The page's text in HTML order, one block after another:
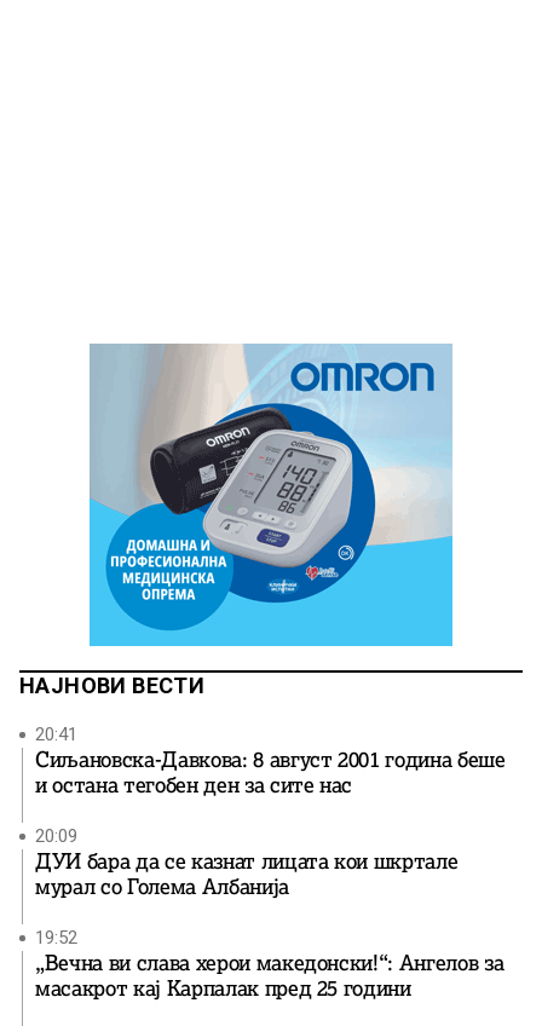
НАЈНОВИ ВЕСТИ
20:41
Сиљановска-Давкова: 8 август 2001 година беше
и остана тегобен ден за сите нас
20:09
ДУИ бара да се казнат лицата кои шкртале
мурал со Голема Албанија
19:52
„Вечна ви слава херои македонски!“: Ангелов за
масакрот кај Карпалак пред 25 години